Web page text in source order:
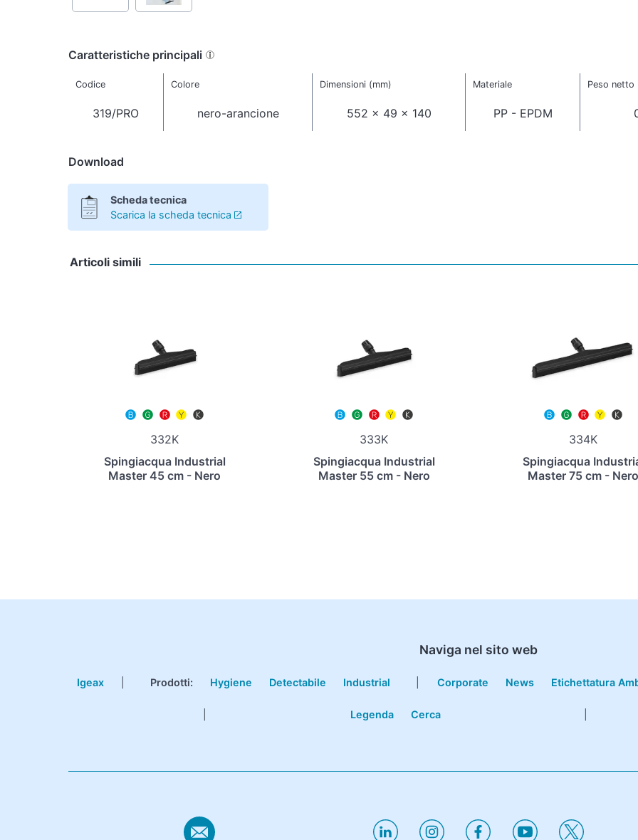
Caratteristiche principali
Codice Colore Dimensioni (mm) Materiale Peso netto
319/PRO nero-arancione 552 x 49 x 140 PP - EPDM
Download
Scheda tecnica
Scarica la scheda tecnica
Articoli simili
332K
Spingiacqua Industrial
Master 45 cm - Nero
333K
Spingiacqua Industrial
Master 55 cm - Nero
334K
Spingiacqua
Master 75 cm - Nero
Naviga nel sito web
Igeax Prodotti: Hygiene Detectabile Industrial Corporate News Etichettatura
Legenda Cerca